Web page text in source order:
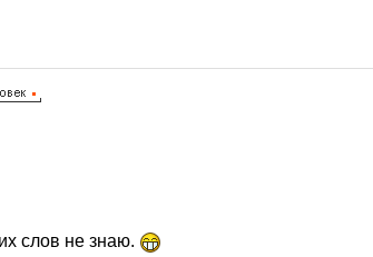
слов не знаю.